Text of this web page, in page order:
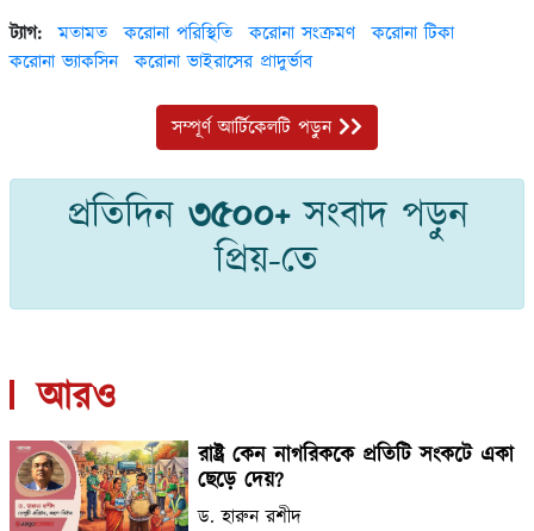
ট্যাগ: মতামত করোনা পরিস্থিতি করোনা সংক্রমণ
করোনা টিকা
করোনা ভ্যাকসিন
করোনা ভাইরাসের প্রাদুর্ভাব
সম্পূর্ণ আর্টিকেলটি পড়ুন
প্রতিদিন ৩৫০০+সংবাদ পড়ুন
প্রিয়-তে
আরও
রাষ্ট্র কেন নাগরিককে প্রতিটি সংকটে একা
ছেড়ে দেয়?
ড. হারুন রশীদ